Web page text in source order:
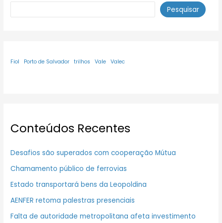
Pesquisar
Fiol Porto de Salvador trilhos Vale Valec
Conteúdos Recentes
Desafios são superados com cooperação Mútua
Chamamento público de ferrovias
Estado transportará bens da Leopoldina
AENFER retoma palestras presenciais
Falta de autoridade metropolitana afeta investimento